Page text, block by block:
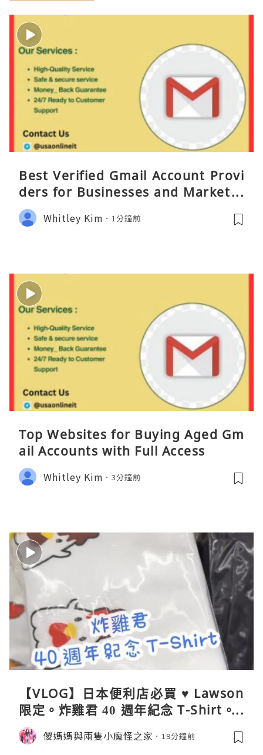
Best Verified Gmail Account Provi
ders for Businesses and Marketer
s
Whitley Kim 1分鐘前
Top Websites for Buying Aged Gm
ail Accounts with Full Access
Whitley Kim 3分鐘前
【VLOG】日本便利店必買 ♥ Lawson
限定。炸雞君 40 週年紀念 T-Shirt。C
oleman 聯乘晴雨兩用自動開合折疊
傘。與 Calbee / 湖池屋共同開發製作
儍媽媽與兩隻小魔怪之家 19分鐘前